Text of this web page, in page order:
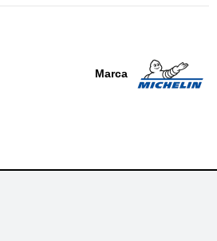
Marca